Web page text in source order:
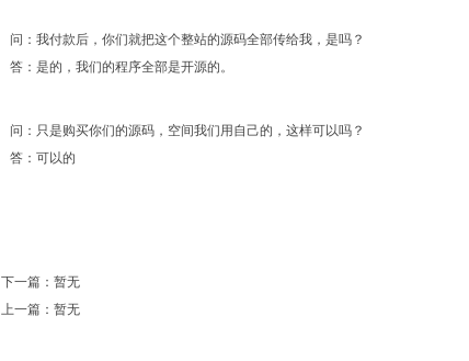
问：我付款后，你们就把这个整站的源码全部传给我，是吗？
答：是的，我们的程序全部是开源的。
问：只是购买你们的源码，空间我们用自己的，这样可以吗？
答：可以的
下一篇：暂无
上一篇：暂无